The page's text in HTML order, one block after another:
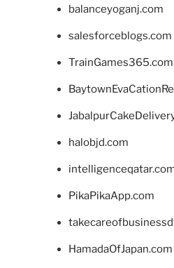
balanceyoganj.com
salesforceblogs.com
TrainGames365.com
halobjd.com
PikaPikaApp.com
HamadaOfJapan.com